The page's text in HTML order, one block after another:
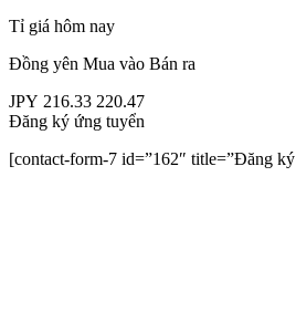
Tỉ giá hôm nay
Đồng yên Mua vào Bán ra
JPY 216.33 220.47
Đăng ký ứng tuyển
[contact-form-7 id=”162″ title=”Đăng